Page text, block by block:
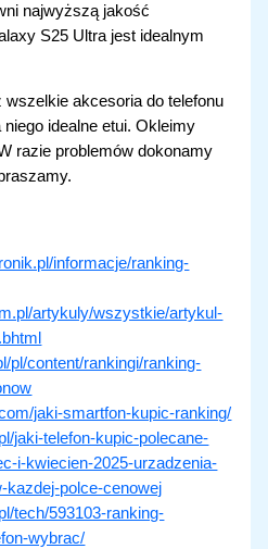
najwyższą jakość
S25 Ultra jest idealnym
akcesoria do telefonu
idealne etui. Okleimy
razie problemów dokonamy
informacje/ranking-
artykuly/wszystkie/artykul-
pl/content/rankingi/ranking-
jaki-smartfon-kupic-ranking/
jaki-telefon-kupic-polecane-
i-kwiecien-2025-urzadzenia-
kazdej-polce-cenowej
tech/593103-ranking-
wybrac/